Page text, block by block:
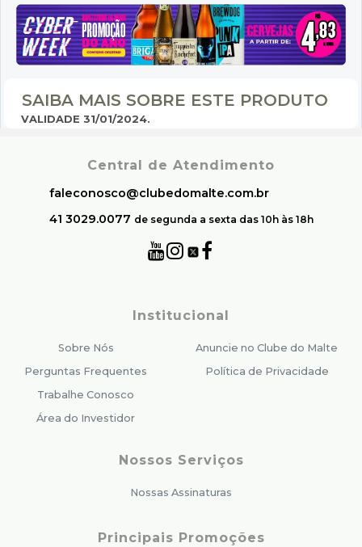
SAIBA MAIS SOBRE ESTE PRODUTO
VALIDADE 31/01/2024.
Central de Atendimento
faleconosco@clubedomalte.com.br
41 3029.0077 de segunda a sexta das 10h às 18h
Institucional
Sobre Nós
Perguntas Frequentes
Trabalhe Conosco
Área do Investidor
Anuncie no Clube do Malte
Política de Privacidade
Nossos Serviços
Nossas Assinaturas
Principais Promoções